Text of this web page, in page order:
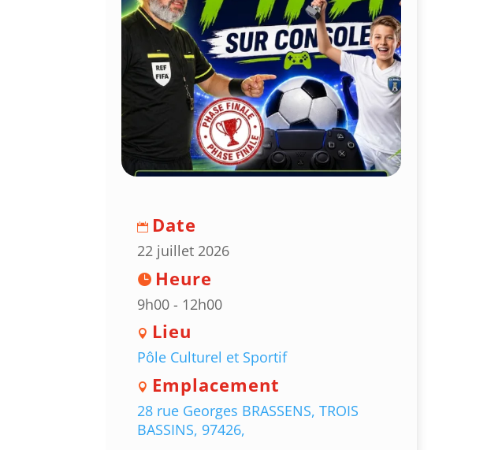
Date
22 juillet 2026
Heure
9h00 - 12h00
Lieu
Pôle Culturel et Sportif
Emplacement
28 rue Georges BRASSENS, TROIS
BASSINS, 97426,